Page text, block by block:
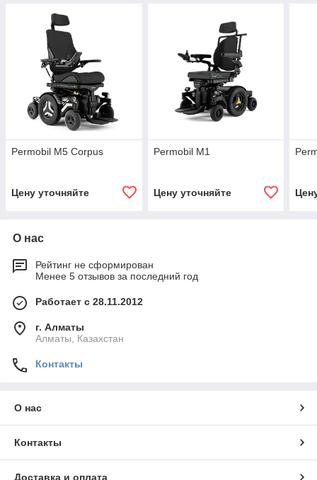
Permobil M5 Corpus
Цену уточняйте
Permobil M1
Цену уточняйте
О нас
Рейтинг не сформирован
Менее 5 отзывов за последний год
Работает с 28.11.2012
г. Алматы
Алматы, Казахстан
Контакты
О нас
Контакты
Доставка и оплата